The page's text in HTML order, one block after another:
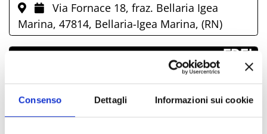
Consenso Dettagli Informazioni sui cookie
Via Fornace 18, fraz. Bellaria Igea
Marina, 47814, Bellaria-Igea Marina, (RN)
­ FREI
TAGE & STUNDEN